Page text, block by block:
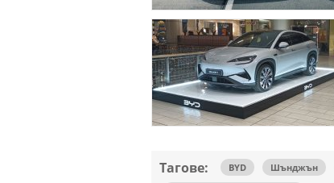
Тагове: BYD Шънджън